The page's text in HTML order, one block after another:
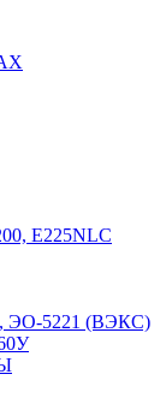
E225NLC
ЭО-5221 (ВЭКС)